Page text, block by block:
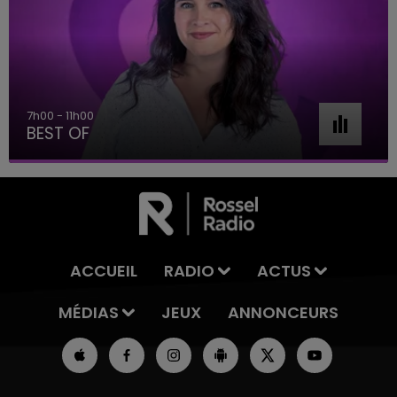
7h00 - 11h00
BEST OF
ACCUEIL RADIO
ACTUS
MÉDIAS
JEUX ANNONCEURS